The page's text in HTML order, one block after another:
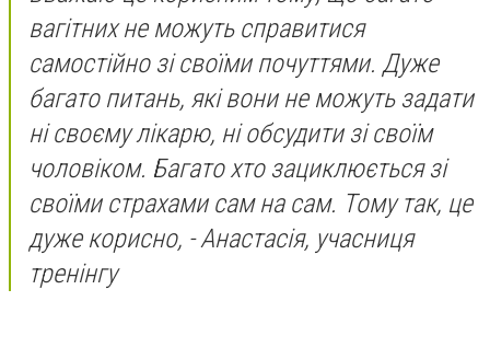
вагітних не можуть справитися
самостійно зі своїми почуттями. Дуже
багато питань, які вони не можуть задати
ні своєму лікарю, ні обсудити зі своїм
чоловіком. Багато хто зациклюється зі
своїми страхами сам на сам. Тому так, це
дуже корисно, - Анастасія, учасниця
тренінгу